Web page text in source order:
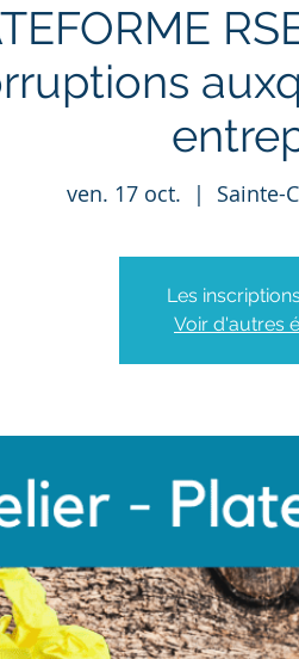
ven. 17 oct.
  |
Sainte-
Les
Voir d'autres